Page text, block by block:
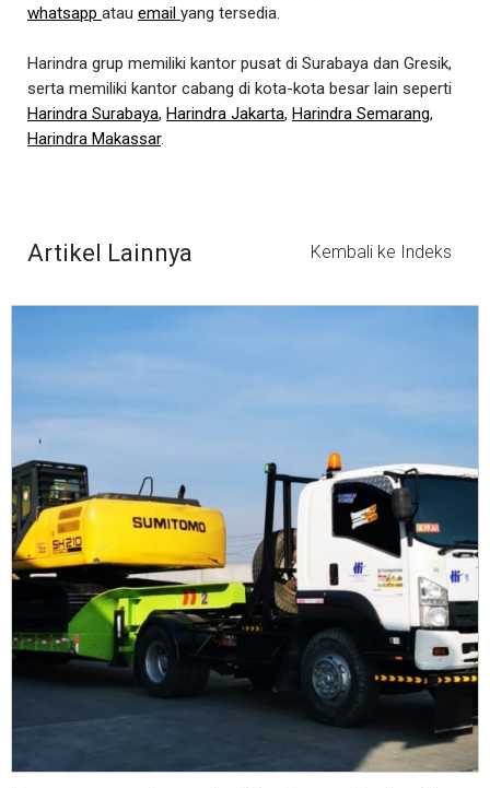
whatsapp atau email yang tersedia.
Harindra grup memiliki kantor pusat di Surabaya dan Gresik,
serta memiliki kantor cabang di kota-kota besar lain seperti
Harindra Surabaya, Harindra Jakarta, Harindra Semarang,
Harindra Makassar.
Artikel Lainnya Kembali ke Indeks